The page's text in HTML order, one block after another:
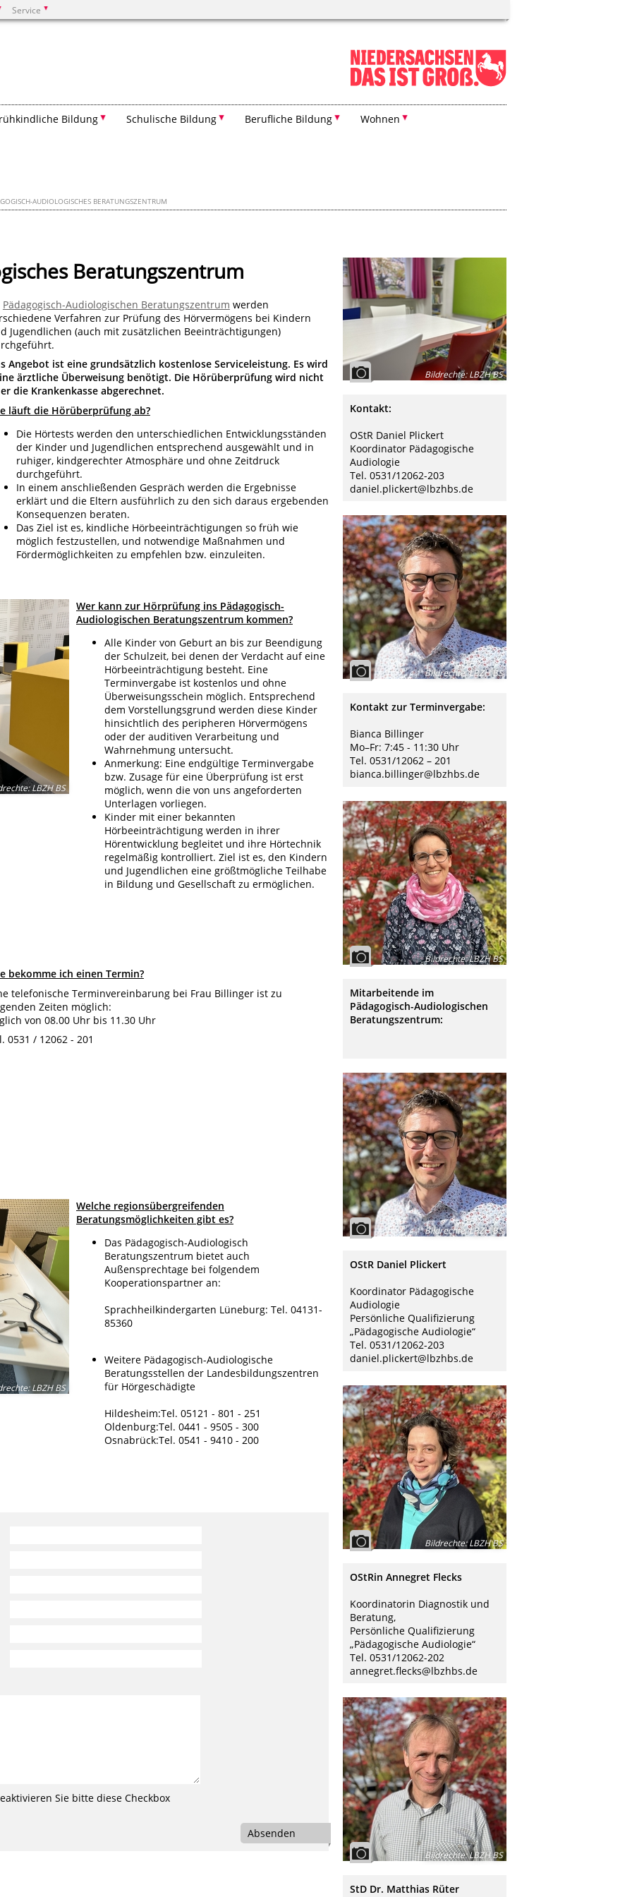
Service
Bildung Schulische Bildung Berufliche Bildung Wohnen
AUDIOLOGISCHES BERATUNGSZENTRUM
Beratungszentrum
Pädagogisch-Audiologischen Beratungszentrum werden
Verfahren zur Prüfung des Hörvermögens bei Kindern
Jugendlichen (auch mit zusätzlichen Beeinträchtigungen)
Angebot ist eine grundsätzlich kostenlose Serviceleistung. Es wird
ärztliche Überweisung benötigt. Die Hörüberprüfung wird nicht
die Krankenkasse abgerechnet.
läuft die Hörüberprüfung ab?
Die Hörtests werden den unterschiedlichen Entwicklungsständen
der Kinder und Jugendlichen entsprechend ausgewählt und in
ruhiger, kindgerechter Atmosphäre und ohne Zeitdruck
durchgeführt.
In einem anschließenden Gespräch werden die Ergebnisse
erklärt und die Eltern ausführlich zu den sich daraus ergebenden
Konsequenzen beraten.
Das Ziel ist es, kindliche Hörbeeinträchtigungen so früh wie
möglich festzustellen, und notwendige Maßnahmen und
Fördermöglichkeiten zu empfehlen bzw. einzuleiten.
:LBZH BS
Wer kann zur Hörprüfung ins Pädagogisch-
Audiologischen Beratungszentrum kommen?
Alle Kinder von Geburt an bis zur Beendigung
der Schulzeit, bei denen der Verdacht auf eine
Hörbeeinträchtigung besteht. Eine
Terminvergabe ist kostenlos und ohne
Überweisungsschein möglich. Entsprechend
dem Vorstellungsgrund werden diese Kinder
hinsichtlich des peripheren Hörvermögens
oder der auditiven Verarbeitung und
Wahrnehmung untersucht.
Anmerkung: Eine endgültige Terminvergabe
bzw. Zusage für eine Überprüfung ist erst
möglich, wenn die von uns angeforderten
Unterlagen vorliegen.
Kinder mit einer bekannten
Hörbeeinträchtigung werden in ihrer
Hörentwicklung begleitet und ihre Hörtechnik
regelmäßig kontrolliert. Ziel ist es, den Kindern
und Jugendlichen eine größtmögliche Teilhabe
in Bildung und Gesellschaft zu ermöglichen.
bekomme ich einen Termin?
telefonische Terminvereinbarung bei Frau Billinger ist zu
Zeiten möglich:
von 08.00 Uhr bis 11.30 Uhr
0531 / 12062 - 201
:LBZH BS
Welche regionsübergreifenden
Beratungsmöglichkeiten gibt es?
Das Pädagogisch-Audiologisch
Beratungszentrum bietet auch
Außensprechtage bei folgendem
Kooperationspartner an:
Sprachheilkindergarten Lüneburg: Tel. 04131-
85360
Weitere Pädagogisch-Audiologische
Beratungsstellen der Landesbildungszentren
für Hörgeschädigte
Hildesheim:Tel. 05121 - 801 - 251
Oldenburg:Tel. 0441 - 9505 - 300
Osnabrück:Tel. 0541 - 9410 - 200
Sie bitte diese Checkbox
Absenden
Bildrechte:LBZH BS
Kontakt:
OStR Daniel Plickert
Koordinator Pädagogische
Audiologie
Tel. 0531/12062-203
daniel.plickert@lbzhbs.de
Bildrechte:LBZH BS
Kontakt zur Terminvergabe:
Bianca Billinger
Mo–Fr: 7:45 - 11:30 Uhr
Tel. 0531/12062 – 201
bianca.billinger@lbzhbs.de
Bildrechte:LBZH BS
Mitarbeitende im
Pädagogisch-Audiologischen
Beratungszentrum:
Bildrechte:LBZH BS
OStR Daniel Plickert
Koordinator Pädagogische
Audiologie
Persönliche Qualifizierung
„Pädagogische Audiologie“
Tel. 0531/12062-203
daniel.plickert@lbzhbs.de
Bildrechte:LBZH BS
OStRin Annegret Flecks
Koordinatorin Diagnostik und
Beratung,
Persönliche Qualifizierung
„Pädagogische Audiologie“
Tel. 0531/12062-202
annegret.flecks@lbzhbs.de
Bildrechte:LBZH BS
StD Dr. Matthias Rüter